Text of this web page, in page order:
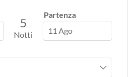
5
Notti
Partenza
11 Ago